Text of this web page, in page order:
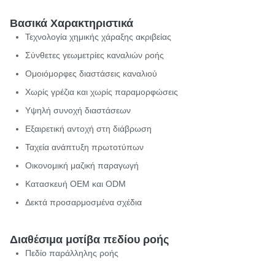
Βασικά Χαρακτηριστικά
Τεχνολογία χημικής χάραξης ακριβείας
Σύνθετες γεωμετρίες καναλιών ροής
Ομοιόμορφες διαστάσεις καναλιού
Χωρίς γρέζια και χωρίς παραμορφώσεις
Υψηλή συνοχή διαστάσεων
Εξαιρετική αντοχή στη διάβρωση
Ταχεία ανάπτυξη πρωτοτύπων
Οικονομική μαζική παραγωγή
Κατασκευή OEM και ODM
Δεκτά προσαρμοσμένα σχέδια
Διαθέσιμα μοτίβα πεδίου ροής
Πεδίο παράλληλης ροής